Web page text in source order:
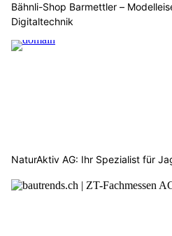
Bähnli-Shop Barmettler –
Digitaltechnik
NaturAktiv AG: Ihr Spezialist für